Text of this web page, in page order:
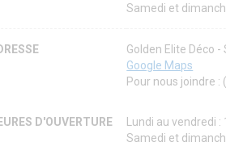
Samedi et
Golden Elite Déco
Google Maps
Pour nous joindre :
D'OUVERTURE
Lundi au vendredi :
Samedi et